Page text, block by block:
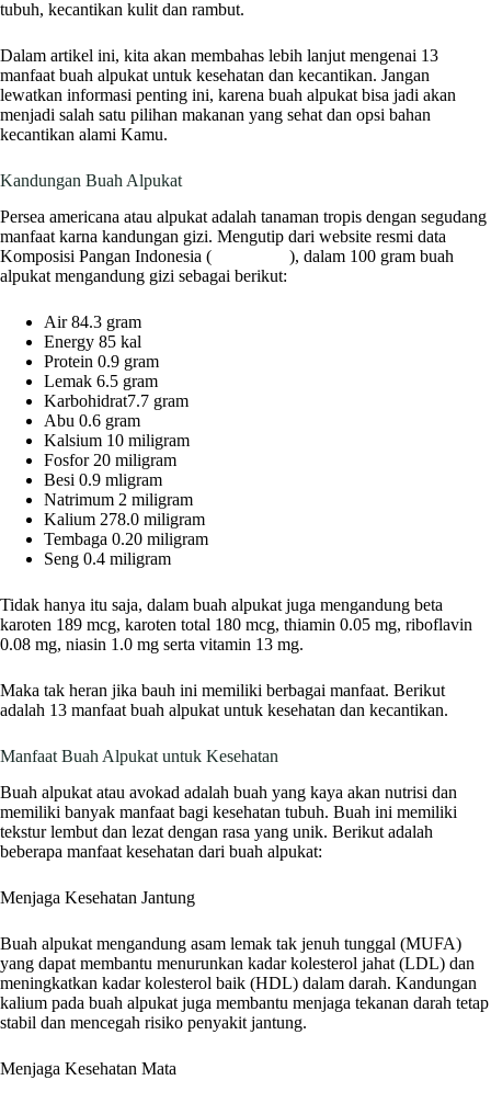
tubuh, kecantikan kulit dan rambut.
Dalam artikel ini, kita akan membahas lebih lanjut mengenai 13
manfaat buah alpukat untuk kesehatan dan kecantikan. Jangan
lewatkan informasi penting ini, karena buah alpukat bisa jadi akan
menjadi salah satu pilihan makanan yang sehat dan opsi bahan
kecantikan alami Kamu.
Kandungan Buah Alpukat
Persea americana atau alpukat adalah tanaman tropis dengan segudang
manfaat karna kandungan gizi. Mengutip dari website resmi data
Komposisi Pangan Indonesia (
), dalam 100 gram buah
alpukat mengandung gizi sebagai berikut:
Air 84.3 gram
Energy 85 kal
Protein 0.9 gram
Lemak 6.5 gram
Karbohidrat7.7 gram
Abu 0.6 gram
Kalsium 10 miligram
Fosfor 20 miligram
Besi 0.9 mligram
Natrimum 2 miligram
Kalium 278.0 miligram
Tembaga 0.20 miligram
Seng 0.4 miligram
Tidak hanya itu saja, dalam buah alpukat juga mengandung beta
karoten 189 mcg, karoten total 180 mcg, thiamin 0.05 mg, riboflavin
0.08 mg, niasin 1.0 mg serta vitamin 13 mg.
Maka tak heran jika bauh ini memiliki berbagai manfaat. Berikut
adalah 13 manfaat buah alpukat untuk kesehatan dan kecantikan.
Manfaat Buah Alpukat untuk Kesehatan
Buah alpukat atau avokad adalah buah yang kaya akan nutrisi dan
memiliki banyak manfaat bagi kesehatan tubuh. Buah ini memiliki
tekstur lembut dan lezat dengan rasa yang unik. Berikut adalah
beberapa manfaat kesehatan dari buah alpukat:
Menjaga Kesehatan Jantung
Buah alpukat mengandung asam lemak tak jenuh tunggal (MUFA)
yang dapat membantu menurunkan kadar kolesterol jahat (LDL) dan
meningkatkan kadar kolesterol baik (HDL) dalam darah. Kandungan
kalium pada buah alpukat juga membantu menjaga tekanan darah tetap
stabil dan mencegah risiko penyakit jantung.
Menjaga Kesehatan Mata